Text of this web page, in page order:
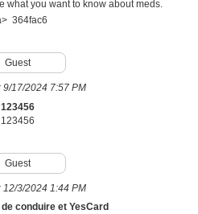
what you want to know about meds.
364fac6
Guest
9/17/2024 7:57 PM
123456
123456
Guest
12/3/2024 1:44 PM
conduire et YesCard